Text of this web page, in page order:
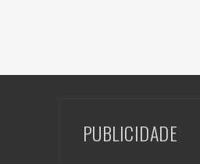
PUBLICIDADE